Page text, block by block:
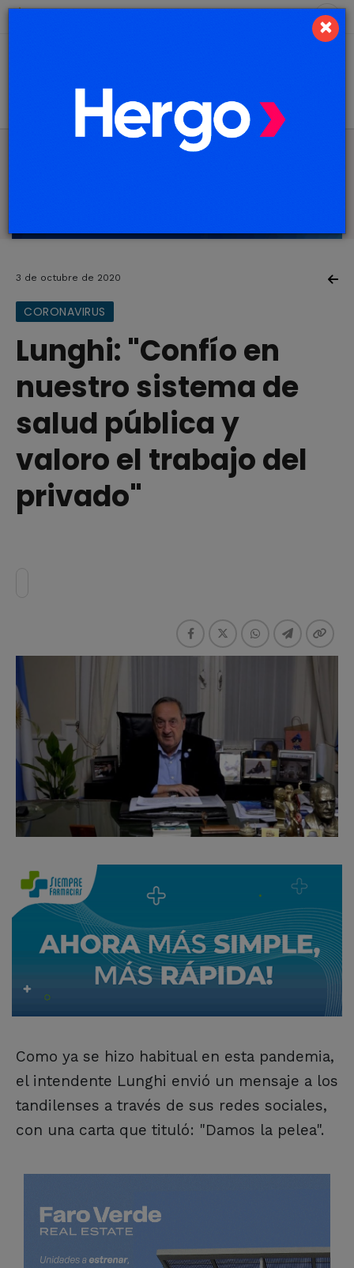
3 de octubre de 2020
CORONAVIRUS
Lunghi: "Confío en
nuestro sistema de
salud pública y
valoro el trabajo del
privado"
Como ya se hizo habitual en esta pandemia,
el intendente Lunghi envió un mensaje a los
tandilenses a través de sus redes sociales,
con una carta que tituló: "Damos la pelea".
×